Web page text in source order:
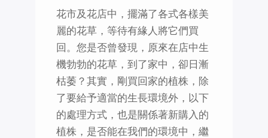
花市及花店中，擺滿了各式各樣美
麗的花草，等待有緣人將它們買
回。您是否曾發現，原來在店中生
機勃勃的花草，到了家中，卻日漸
枯萎？其實，剛買回家的植株，除
了要給予適當的生長環境外，以下
的處理方式，也是關係著新購入的
植株，是否能在我們的環境中，繼